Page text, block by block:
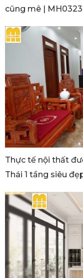
cũng mê |
Thực tế nội thất
Thái 1 tầng siêu